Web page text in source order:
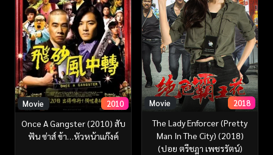
Movie 2010
Once A Gangster (2010) สับ
ฟัน ซ่าส์ ข้า…หัวหน้าแก๊งค์
Movie 2018
The Lady Enforcer (Pretty
Man In The City) (2018)
(ปอย ตรีชฎา เพชรรัตน์)